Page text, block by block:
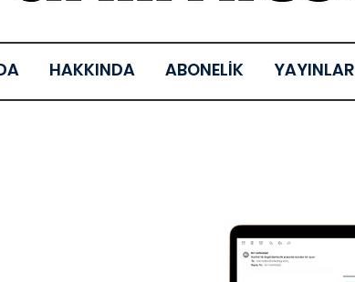
HAKKINDA ABONELİK YAYINLAR